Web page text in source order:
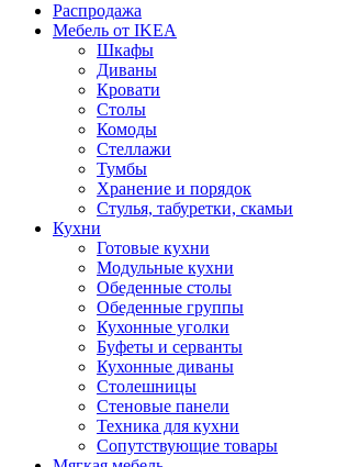
Распродажа
Мебель от IKEA
Шкафы
Диваны
Кровати
Столы
Комоды
Стеллажи
Тумбы
Хранение и порядок
Стулья, табуретки, скамьи
Кухни
Готовые кухни
Модульные кухни
Обеденные столы
Обеденные группы
Кухонные уголки
Буфеты и серванты
Кухонные диваны
Столешницы
Стеновые панели
Техника для кухни
Сопутствующие товары